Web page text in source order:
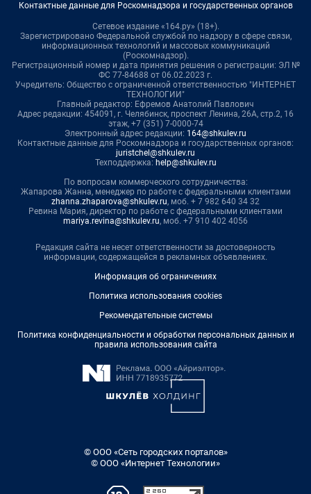
Контактные данные для Роскомнадзора и государственных органов
Сетевое издание «164.ру» (18+).
Зарегистрировано Федеральной службой по надзору в сфере связи,
информационных технологий и массовых коммуникаций
(Роскомнадзор).
Регистрационный номер и дата принятия решения о регистрации: ЭЛ №
ФС 77-84688 от 06.02.2023 г.
Учредитель: Общество с ограниченной ответственностью "ИНТЕРНЕТ
ТЕХНОЛОГИИ"
Главный редактор: Ефремов Анатолий Павлович
Адрес редакции: 454091, г. Челябинск, проспект Ленина, 26А, стр.2, 16
этаж, +7 (351) 7-0000-74
Электронный адрес редакции: 164@shkulev.ru
Контактные данные для Роскомнадзора и государственных органов:
juristchel@shkulev.ru
Техподдержка: help@shkulev.ru
По вопросам коммерческого сотрудничества:
Жапарова Жанна, менеджер по работе с федеральными клиентами
zhanna.zhaparova@shkulev.ru, моб. + 7 982 640 34 32
Ревина Мария, директор по работе с федеральными клиентами
mariya.revina@shkulev.ru, моб. +7 910 402 4056
Редакция сайта не несет ответственности за достоверность
информации, содержащейся в рекламных объявлениях.
Информация об ограничениях
Политика использования cookies
Рекомендательные системы
Политика конфиденциальности и обработки персональных данных и
правила использования сайта
© ООО «Сеть городских порталов»
© ООО «Интернет Технологии»